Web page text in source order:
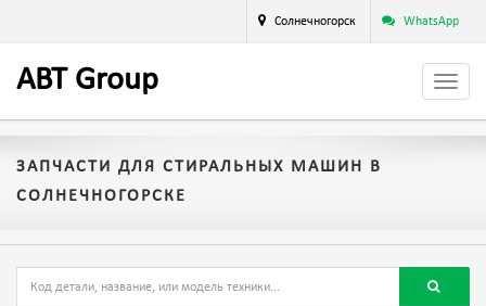
Солнечногорск WhatsApp
ABT Group
ЗАПЧАСТИ ДЛЯ СТИРАЛЬНЫХ МАШИН В
СОЛНЕЧНОГОРСКЕ